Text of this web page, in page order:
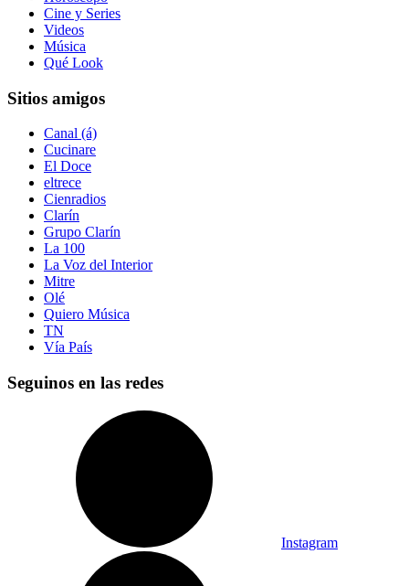
Cine y Series
Videos
Música
Qué Look
Sitios amigos
Canal (á)
Cucinare
El Doce
eltrece
Cienradios
Clarín
Grupo Clarín
La 100
La Voz del Interior
Mitre
Olé
Quiero Música
TN
Vía País
Seguinos en las redes
Instagram